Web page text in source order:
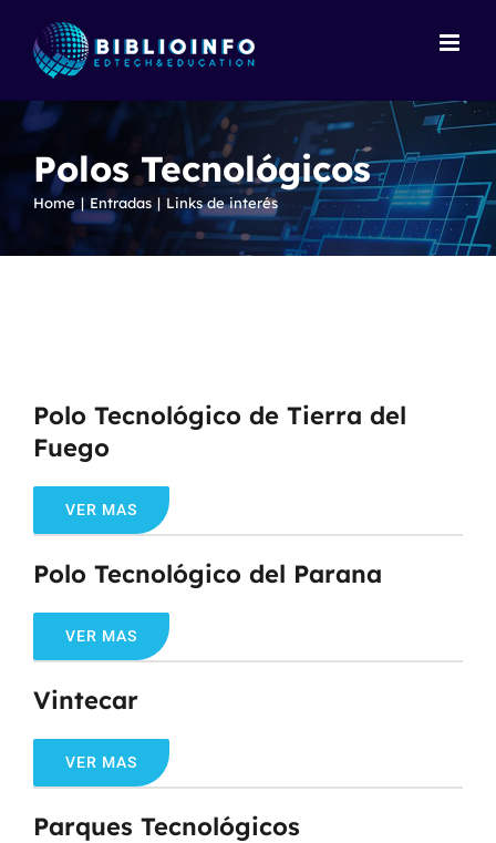
content
Polos Tecnológicos
Home Entradas Links de interés
Polo Tecnológico de Tierra del
Fuego
VER MAS
Polo Tecnológico del Parana
VER MAS
Vintecar
VER MAS
Parques Tecnológicos